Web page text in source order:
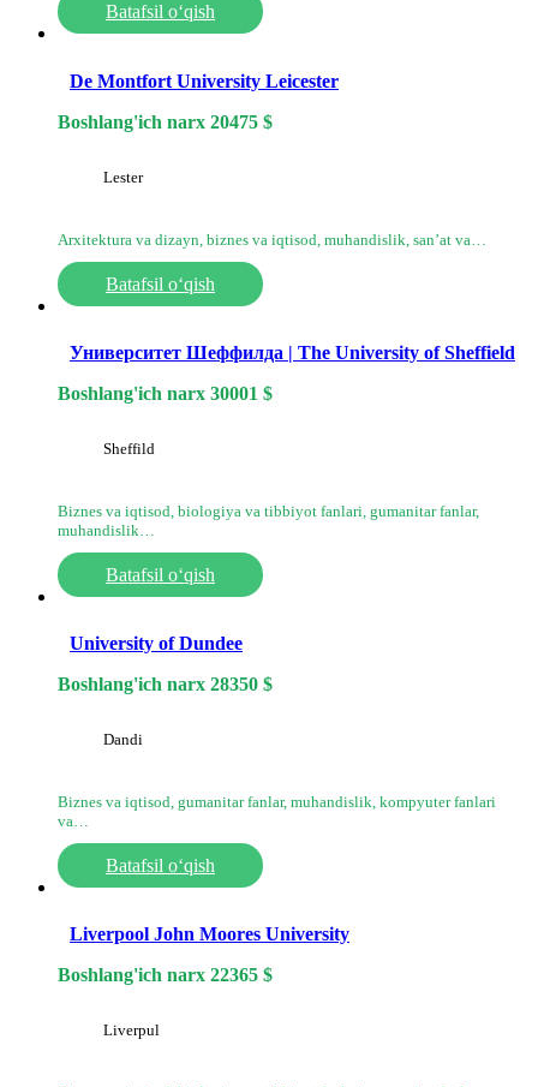
Batafsil o‘qish
De Montfort University Leicester
Boshlang'ich narx 20475 $
Lester
Arxitektura va dizayn, biznes va iqtisod, muhandislik, sanʼat va…
Batafsil o‘qish
Университет Шеффилда | The University of Sheffield
Boshlang'ich narx 30001 $
Sheffild
Biznes va iqtisod, biologiya va tibbiyot fanlari, gumanitar fanlar,
muhandislik…
Batafsil o‘qish
University of Dundee
Boshlang'ich narx 28350 $
Dandi
Biznes va iqtisod, gumanitar fanlar, muhandislik, kompyuter fanlari
va…
Batafsil o‘qish
Liverpool John Moores University
Boshlang'ich narx 22365 $
Liverpul